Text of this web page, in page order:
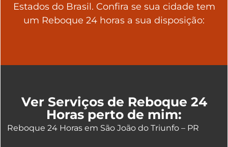
Estados do Brasil. Confira se sua cidade tem
um Reboque 24 horas a sua disposição:
Ver Serviços de Reboque 24
Horas perto de mim:
Reboque 24 Horas em São João do Triunfo – PR